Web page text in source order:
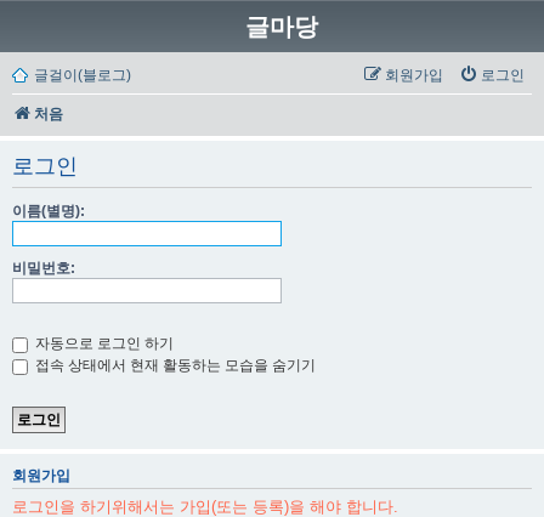
글마당
글걸이(블로그) 로그인
회원가입
처음
로그인
이름(별명):
비밀번호:
자동으로 로그인 하기
접속 상태에서 현재 활동하는 모습을 숨기기
회원가입
로그인을 하기위해서는 가입(또는 등록)을 해야 합니다.